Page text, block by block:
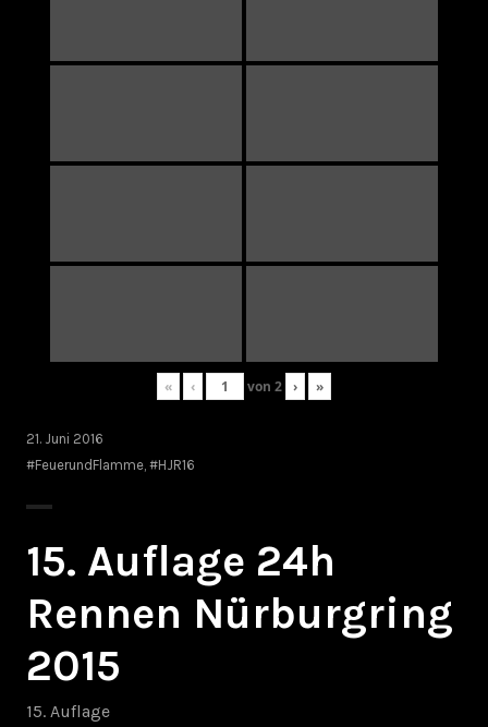
« ‹ von 2 › »
21. Juni 2016
#FeuerundFlamme #HJR16
15. Auflage 24h
Rennen Nürburgring
2015
15. Auflage